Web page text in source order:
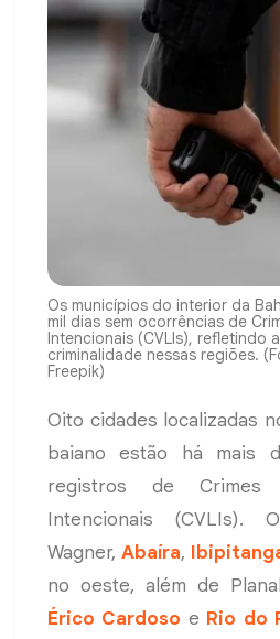
Os municípios do interior da
mil dias sem ocorrências de
Intencionais (CVLIs), refletindo
criminalidade nessas regiões.
Freepik)
Oito cidades localizadas
baiano estão há mais
registros de Crimes
Intencionais (CVLIs).
Wagner,Abaíra,
no oeste, além de
Érico Cardoso e Rio do